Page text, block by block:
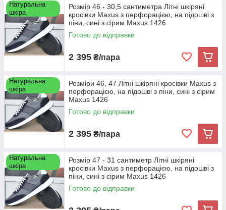
Натуральна
шкіра
Розмір 46 - 30,5 сантиметра Літні шкіряні
кросівки Maxus з перфорацією, на підошві з
піни, сині з сірим Maxus 1426
Готово до відправки
2 395 ₴/пара
Натуральна
шкіра
Розміри 46, 47 Літні шкіряні кросівки Maxus з
перфорацією, на підошві з піни, сині з сірим
Maxus 1426
Готово до відправки
2 395 ₴/пара
Натуральна
шкіра
Розмір 47 - 31 сантиметр Літні шкіряні
кросівки Maxus з перфорацією, на підошві з
піни, сині з сірим Maxus 1426
Готово до відправки